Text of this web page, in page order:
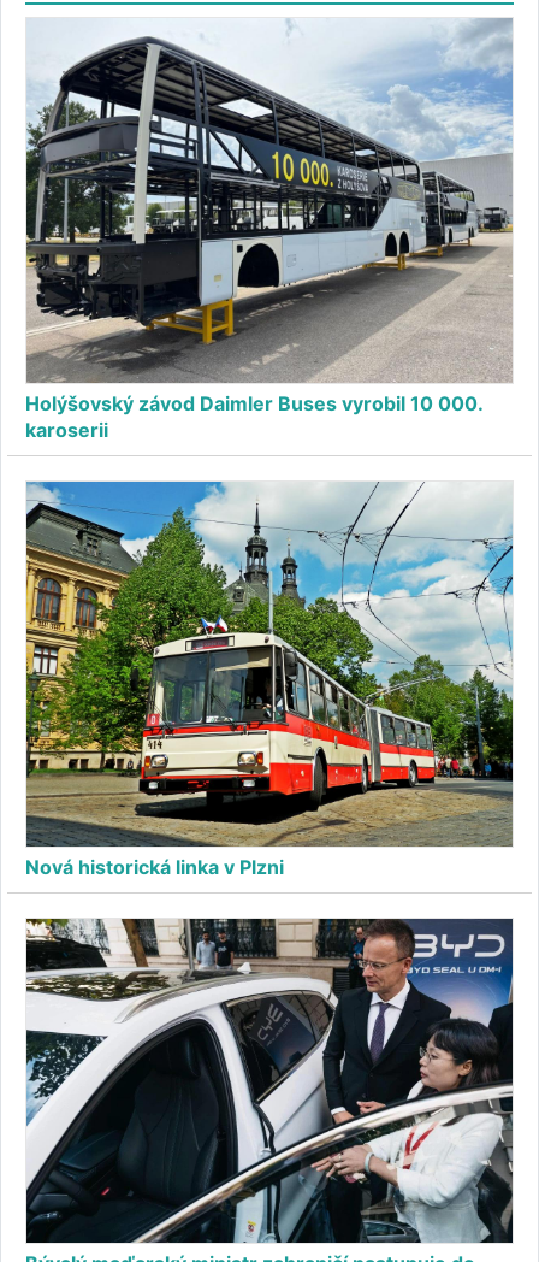
Holýšovský závod Daimler Buses vyrobil 10 000.
karoserii
Nová historická linka v Plzni